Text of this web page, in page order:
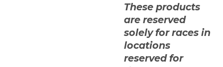
These products
are reserved
solely for races in
locations
reserved for